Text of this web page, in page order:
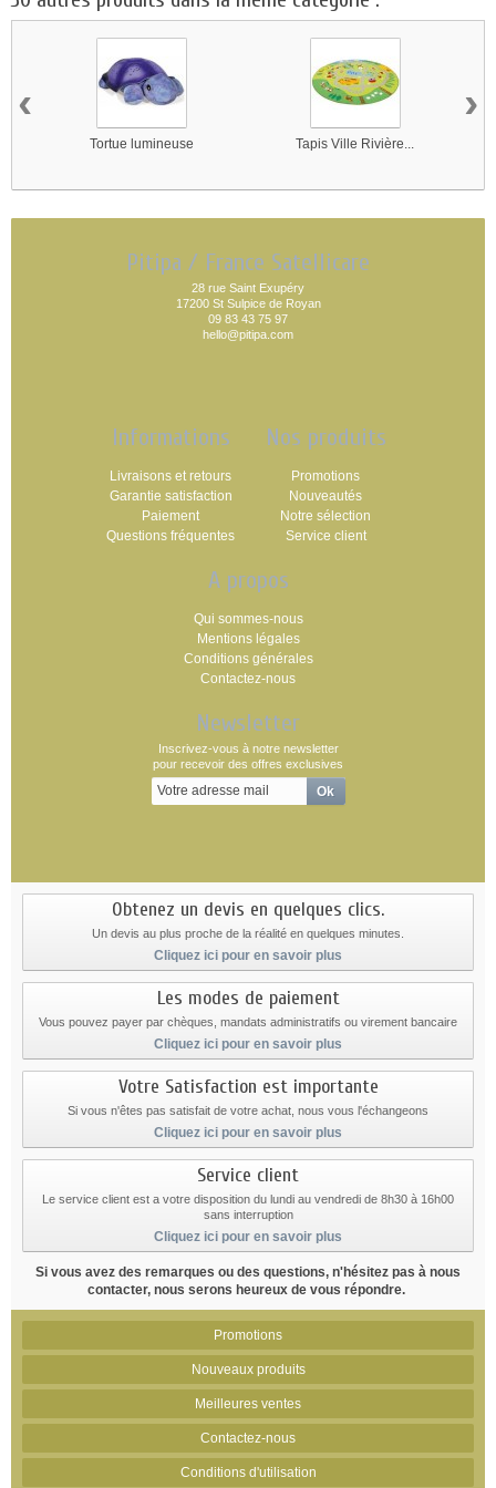
Tortue lumineuse Tapis Ville Rivière...
‹ ›
Pitipa / France Satellicare
28 rue Saint Exupéry
17200 St Sulpice de Royan
09 83 43 75 97
hello@pitipa.com
Informations
Livraisons et retours
Garantie satisfaction
Paiement
Questions fréquentes
Nos produits
Promotions
Nouveautés
Notre sélection
Service client
A propos
Qui sommes-nous
Mentions légales
Conditions générales
Contactez-nous
Newsletter
Inscrivez-vous à notre newsletter
pour recevoir des offres exclusives
Obtenez un devis en quelques clics.
Un devis au plus proche de la réalité en quelques minutes.
Cliquez ici pour en savoir plus
Les modes de paiement
Vous pouvez payer par chèques, mandats administratifs ou virement bancaire
Cliquez ici pour en savoir plus
Votre Satisfaction est importante
Si vous n'êtes pas satisfait de votre achat, nous vous l'échangeons
Cliquez ici pour en savoir plus
Service client
Le service client est a votre disposition du lundi au vendredi de 8h30 à 16h00
sans interruption
Cliquez ici pour en savoir plus
Si vous avez des remarques ou des questions, n'hésitez pas à nous
contacter, nous serons heureux de vous répondre.
Promotions
Nouveaux produits
Meilleures ventes
Contactez-nous
Conditions d'utilisation